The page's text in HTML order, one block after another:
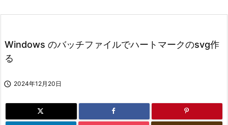
次へ
検索
Windows のバッチファイルでハートマークのsvg作
る
 2024年12月20日